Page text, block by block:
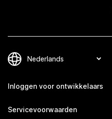
Inloggen voor ontwikkelaars
Servicevoorwaarden